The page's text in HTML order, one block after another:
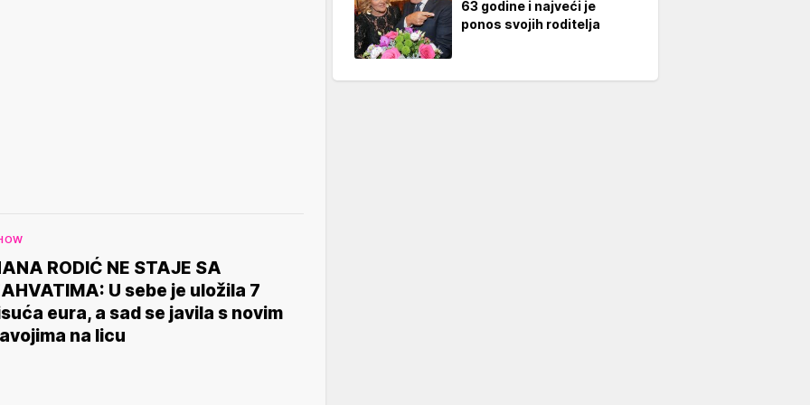
RODIĆ NE STAJE SA
U sebe je uložila 7
eura, a sad se javila s novim
na licu
63 godine i najveći je
ponos svojih roditelja